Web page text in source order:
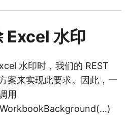
Excel 水印
水印时，我们的 REST
案来实现此要求。因此，一
用